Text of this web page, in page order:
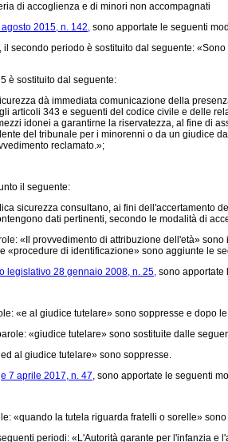
di accoglienza e di minori non accompagnati
2015, n. 142, sono apportate le seguenti
secondo periodo è sostituito dal seguente:
è sostituito dal seguente:
dà immediata comunicazione della
articoli 343 e seguenti del codice civile e delle
idonei a garantirne la riservatezza, al fine di
del tribunale per i minorenni o da un giudice
reclamato.»;
il seguente:
sicurezza consultano, ai fini dell'accertamento
dati pertinenti, secondo le modalità di
«Il provvedimento di attribuzione dell'età»
«procedure di identificazione» sono aggiunte le
legislativo 28 gennaio 2008, n. 25, sono apportate
«e al giudice tutelare» sono soppresse e dopo
«giudice tutelare» sono sostituite dalle
al giudice tutelare» sono soppresse.
7 aprile 2017, n. 47, sono apportate le seguenti
«quando la tutela riguarda fratelli o sorelle»
periodi: «L'Autorità garante per l'infanzia e